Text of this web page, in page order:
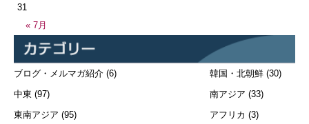
« 7月
31
ブログ・メルマガ紹介 (6)
中東 (97)
東南アジア (95)
韓国・北朝鮮 (30)
南アジア (33)
アフリカ (3)